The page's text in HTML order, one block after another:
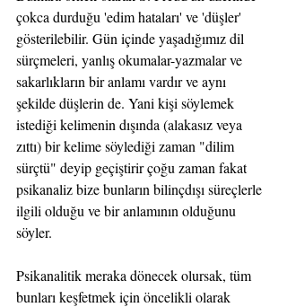
çokca durduğu 'edim hataları' ve 'düşler'
gösterilebilir. Gün içinde yaşadığımız dil
sürçmeleri, yanlış okumalar-yazmalar ve
sakarlıkların bir anlamı vardır ve aynı
şekilde düşlerin de. Yani kişi söylemek
istediği kelimenin dışında (alakasız veya
zıttı) bir kelime söylediği zaman "dilim
sürçtü" deyip geçiştirir çoğu zaman fakat
psikanaliz bize bunların bilinçdışı süreçlerle
ilgili olduğu ve bir anlamının olduğunu
söyler.
Psikanalitik meraka dönecek olursak, tüm
bunları keşfetmek için öncelikli olarak